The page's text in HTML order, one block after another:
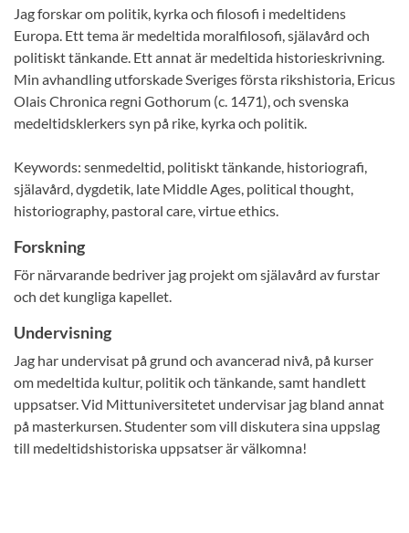
Jag forskar om politik, kyrka och filosofi i medeltidens
Europa. Ett tema är medeltida moralfilosofi, själavård och
politiskt tänkande. Ett annat är medeltida historieskrivning.
Min avhandling utforskade Sveriges första rikshistoria, Ericus
Olais Chronica regni Gothorum (c. 1471), och svenska
medeltidsklerkers syn på rike, kyrka och politik.
Keywords: senmedeltid, politiskt tänkande, historiografi,
själavård, dygdetik, late Middle Ages, political thought,
historiography, pastoral care, virtue ethics.
Forskning
För närvarande bedriver jag projekt om själavård av furstar
och det kungliga kapellet.
Undervisning
Jag har undervisat på grund och avancerad nivå, på kurser
om medeltida kultur, politik och tänkande, samt handlett
uppsatser. Vid Mittuniversitetet undervisar jag bland annat
på masterkursen. Studenter som vill diskutera sina uppslag
till medeltidshistoriska uppsatser är välkomna!